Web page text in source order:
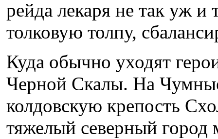
рейда лекаря не так уж и
толковую толпу,
Куда обычно уходят
Черной Скалы. На
колдовскую крепость
тяжелый северный